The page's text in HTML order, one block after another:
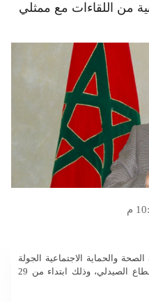
من اللقاءات مع ممثلي
والحماية الاجتماعية الجولة
الثانية لسلسلة اللقاءات مع ممثلي القطاع الصيدلي، وذلك ابتداء من 29